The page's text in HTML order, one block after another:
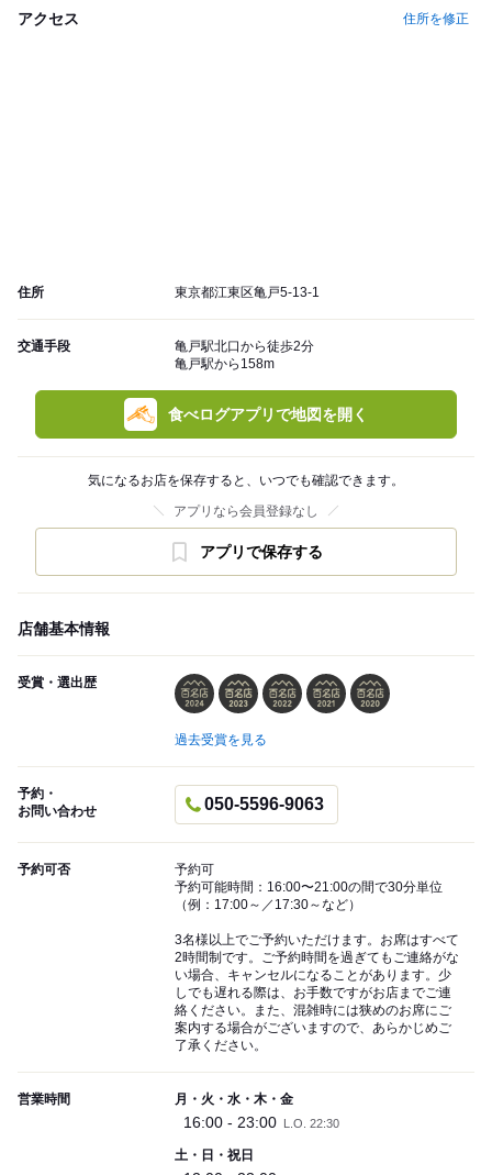
アクセス 住所を修正
住所 東京都江東区亀戸5-13-1
交通手段
亀戸駅北口から徒歩2分
亀戸駅から158m
食べログアプリで地図を開く
気になるお店を保存すると、いつでも確認できます。
アプリなら会員登録なし
アプリで保存する
店舗基本情報
受賞・選出歴
過去受賞を見る
予約・
お問い合わせ
050-5596-9063
予約可否
予約可
予約可能時間：16:00〜21:00の間で30分単位
（例：17:00～／17:30～など）
3名様以上でご予約いただけます。お席はすべて
2時間制です。ご予約時間を過ぎてもご連絡がな
い場合、キャンセルになることがあります。少
しでも遅れる際は、お手数ですがお店までご連
絡ください。また、混雑時には狭めのお席にご
案内する場合がございますので、あらかじめご
了承ください。
営業時間 月・火・水・木・金
16:00 - 23:00 L.O. 22:30
土・日・祝日